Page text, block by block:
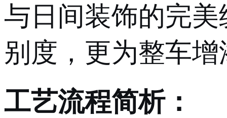
与日间装饰的完
别度，更为整车
工艺流程简析：